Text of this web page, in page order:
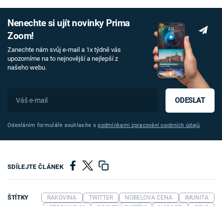
Nenechte si ujít novinky Prima
Zoom!
Zanechte nám svůj e-mail a 1x týdně vás
upozorníme na to nejnovější a nejlepší z
našeho webu.
ODESLAT
Odesláním formuláře souhlasíte spodmínkami zpracování osobních údajů
SDÍLEJTE ČLÁNEK
ŠTÍTKY RAKOVINA TWITTER NOBELOVA CENA
IMUNITA